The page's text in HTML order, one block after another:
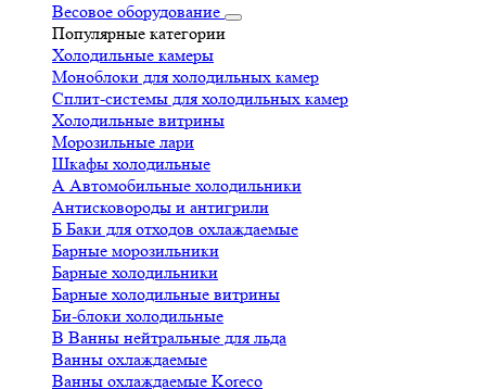
Весовое оборудование
Популярные категории
Холодильные камеры
Моноблоки для холодильных камер
Сплит-системы для холодильных камер
Холодильные витрины
Морозильные лари
Шкафы холодильные
А Автомобильные холодильники
Антисковороды и антигрили
Б Баки для отходов охлаждаемые
Барные морозильники
Барные холодильники
Барные холодильные витрины
Би-блоки холодильные
В Ванны нейтральные для льда
Ванны охлаждаемые
Ванны охлаждаемые Koreco